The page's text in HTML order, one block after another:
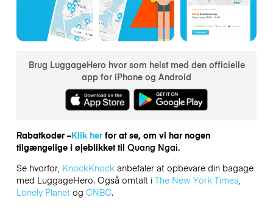
Brug LuggageHero hvor som helst med den officielle
app for iPhone og Android
Rabatkoder –Klik herfor at se, om vi har nogen
tilgængelige i øjeblikket til Quang Ngai.
Se hvorfor, KnockKnockanbefaler at opbevare din bagage
med LuggageHero. Også omtalt i The New York Times,
Lonely Planetog CNBC.